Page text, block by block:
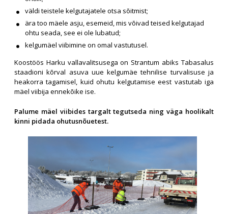
väldi teistele kelgutajatele otsa sõitmist;
ära too mäele asju, esemeid, mis võivad teised kelgutajad
ohtu seada, see ei ole lubatud;
kelgumäel viibimine on omal vastutusel.
Koostöös Harku vallavalitsusega on Strantum abiks Tabasalus
staadioni kõrval asuva uue kelgumäe tehnilise turvalisuse ja
heakorra tagamisel, kuid ohutu kelgutamise eest vastutab iga
mäel viibija ennekõike ise.
Palume mäel viibides targalt tegutseda ning väga hoolikalt
kinni pidada ohutusnõuetest.